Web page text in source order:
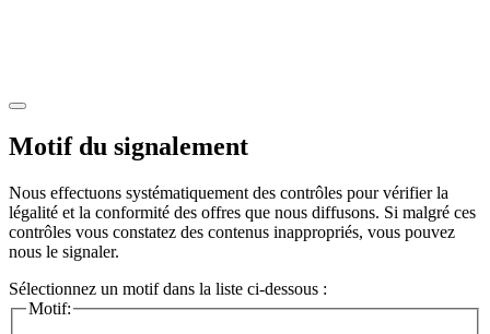
Motif du signalement
Nous effectuons systématiquement des contrôles pour vérifier la
légalité et la conformité des offres que nous diffusons. Si malgré ces
contrôles vous constatez des contenus inappropriés, vous pouvez
nous le signaler.
Sélectionnez un motif dans la liste ci-dessous :
Motif: